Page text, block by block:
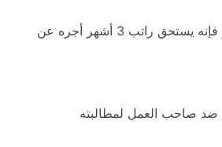
فإذا قام صاحب العمل بإنهاء العمل للعامل دون إخطار أو قبل مرور مهلة الإخطار فإنه يستحق راتب 3 أشهر أجره عن
ضد صاحب العمل لمطالبته